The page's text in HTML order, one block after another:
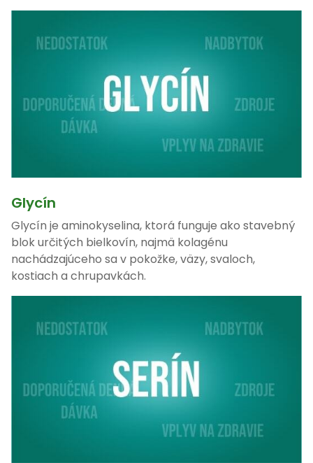
Glycín
Glycín je aminokyselina, ktorá funguje ako stavebný
blok určitých bielkovín, najmä kolagénu
nachádzajúceho sa v pokožke, väzy, svaloch,
kostiach a chrupavkách.